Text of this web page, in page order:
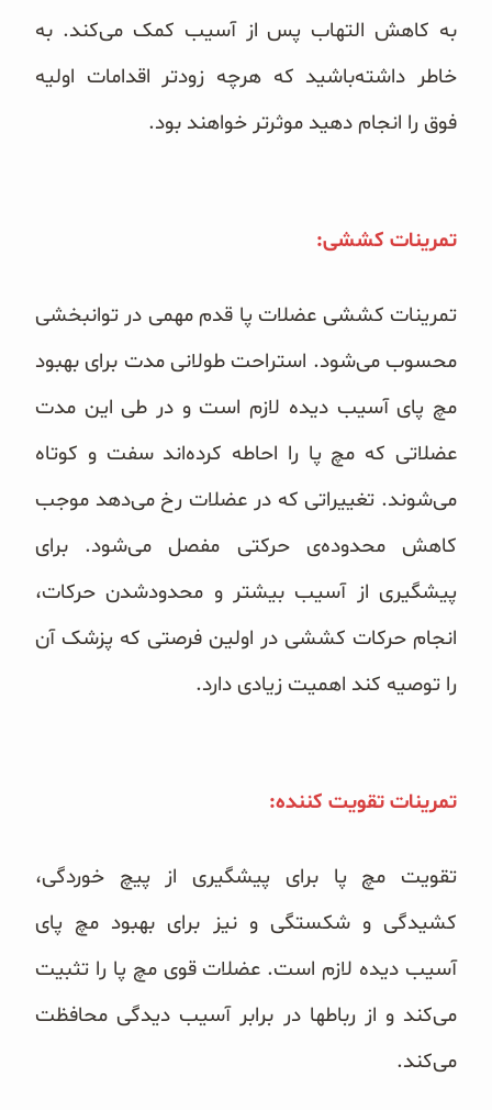
به کاهش التهاب پس از آسیب کمک می‌کند. به
خاطر داشته‌باشید که هرچه زودتر اقدامات اولیه
فوق را انجام دهید موثرتر خواهند بود.
تمرینات کششی:
تمرینات کششی عضلات پا قدم مهمی‌ در توانبخشی
محسوب می‌شود. استراحت طولانی مدت برای بهبود
مچ پای آسیب دیده لازم است و در طی این مدت
عضلاتی که مچ پا را احاطه کرده‌اند سفت و کوتاه
می‌شوند. تغییراتی که در عضلات رخ می‌دهد موجب
کاهش محدوده‌ی حرکتی مفصل می‌شود. برای
پیشگیری از آسیب بیشتر و محدود‌شدن حرکات،
انجام حرکات کششی در اولین فرصتی که پزشک آن
را توصیه کند اهمیت زیادی دارد.
تمرینات تقویت کننده:
تقویت مچ پا برای پیشگیری از پیچ خوردگی،
کشیدگی و شکستگی و نیز برای بهبود مچ پای
آسیب دیده لازم است. عضلات قوی مچ پا را تثبیت
می‌کند و از رباطها در برابر آسیب دیدگی محافظت
می‌کند.